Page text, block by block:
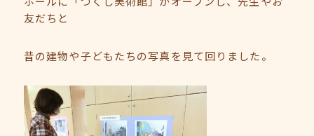
友だちと
昔の建物や子どもたちの写真を見て回りました。